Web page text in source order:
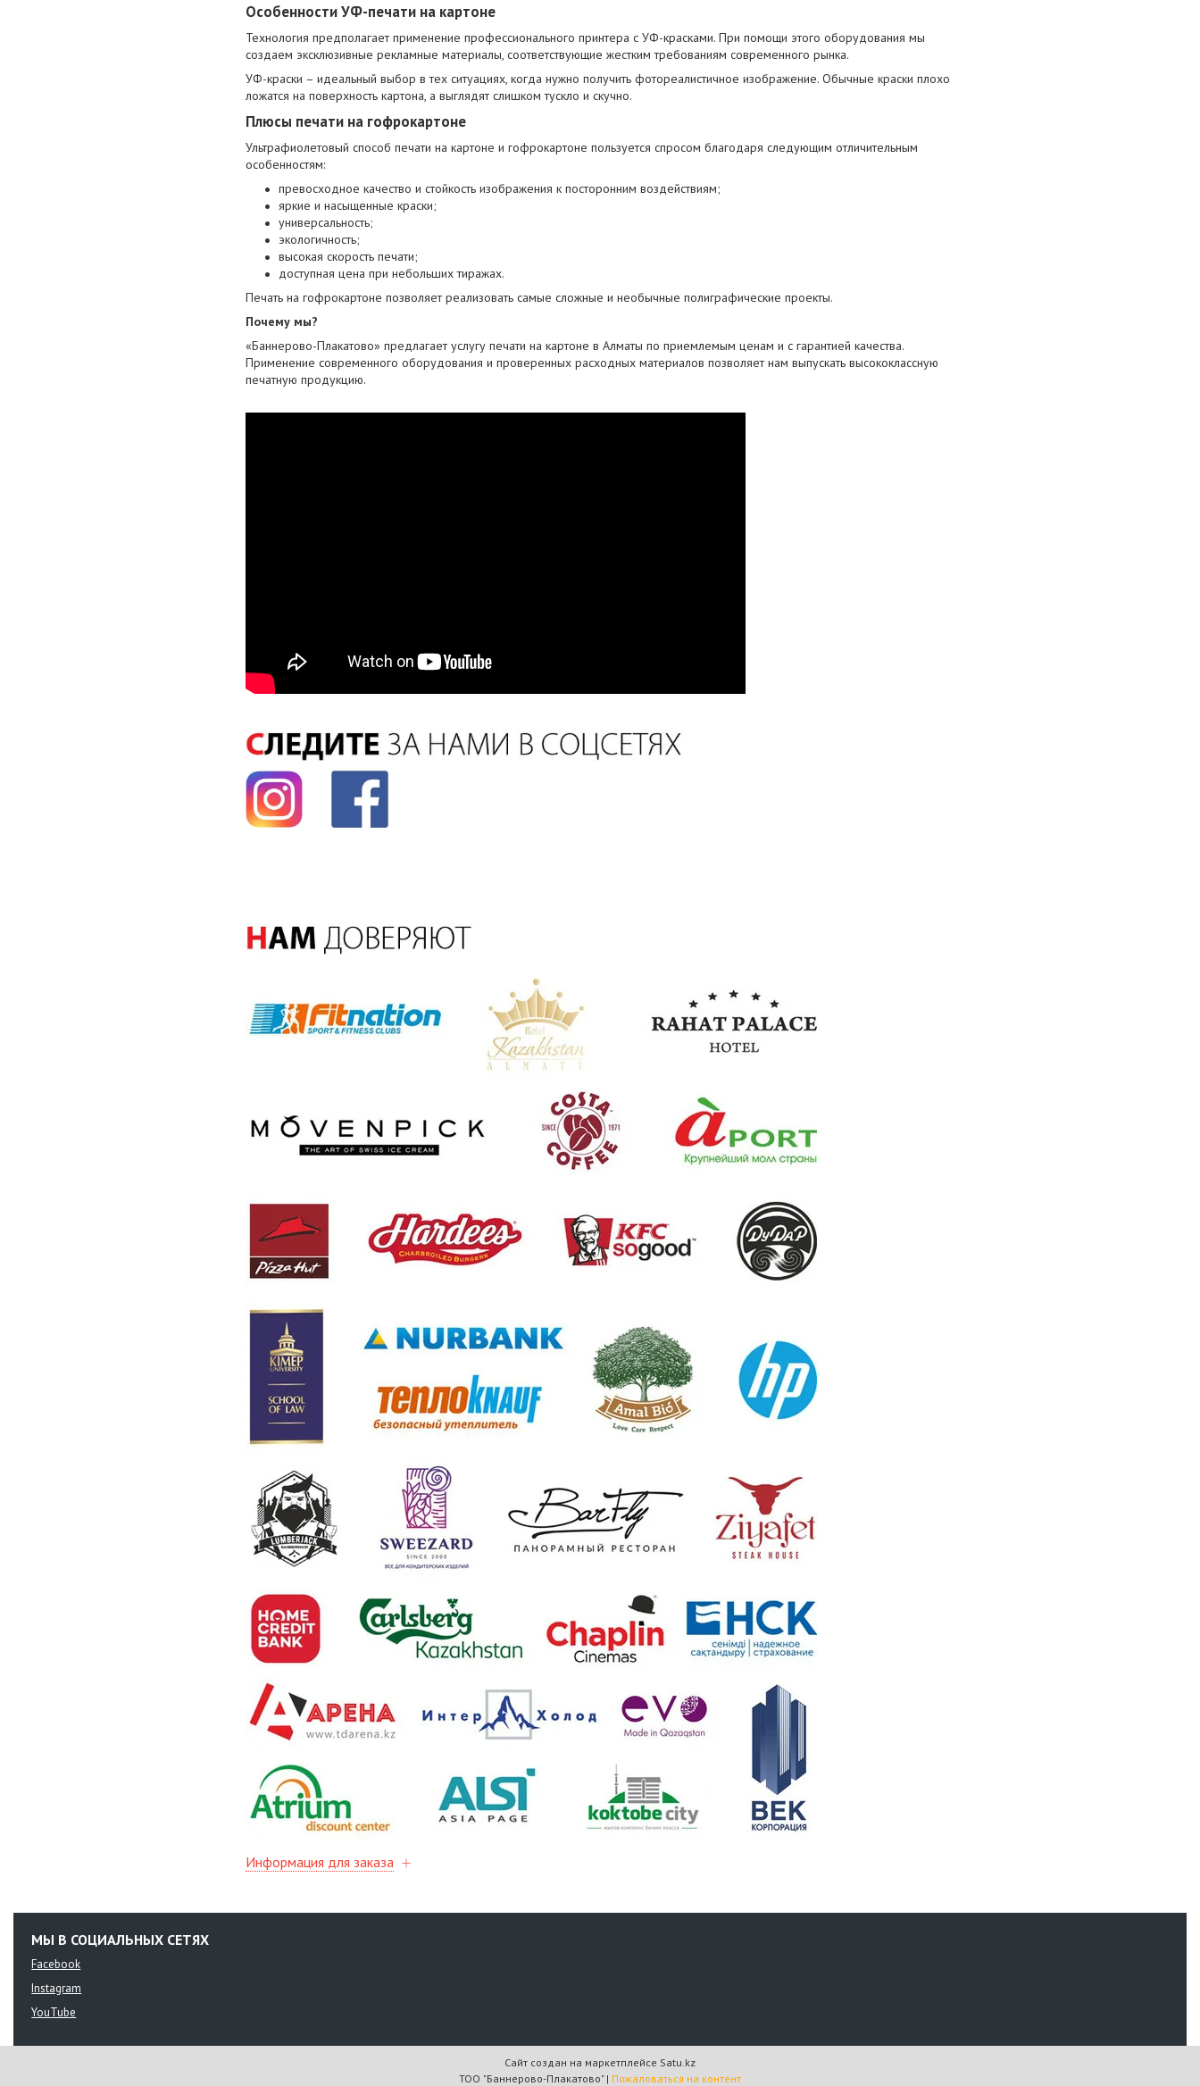
Особенности УФ-печати на картоне
Технология предполагает применение профессионального принтера с УФ-красками. При помощи этого оборудования мы
создаем эксклюзивные рекламные материалы, соответствующие жестким требованиям современного рынка.
УФ-краски – идеальный выбор в тех ситуациях, когда нужно получить фотореалистичное изображение. Обычные краски плохо
ложатся на поверхность картона, а выглядят слишком тускло и скучно.
Плюсы печати на гофрокартоне
Ультрафиолетовый способ печати на картоне и гофрокартоне пользуется спросом благодаря следующим отличительным
особенностям:
превосходное качество и стойкость изображения к посторонним воздействиям;
яркие и насыщенные краски;
универсальность;
экологичность;
высокая скорость печати;
доступная цена при небольших тиражах.
Печать на гофрокартоне позволяет реализовать самые сложные и необычные полиграфические проекты.
Почему мы?
«Баннерово-Плакатово» предлагает услугу печати на картоне в Алматы по приемлемым ценам и с гарантией качества.
Применение современного оборудования и проверенных расходных материалов позволяет нам выпускать высококлассную
печатную продукцию.
Информация для заказа
МЫ В СОЦИАЛЬНЫХ СЕТЯХ
Facebook
Instagram
YouTube
Сайт создан на маркетплейсе Satu.kz
ТОО "Баннерово-Плакатово" | Пожаловаться на контент